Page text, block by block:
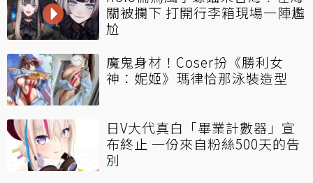
關被攔下 打開行李箱現場一陣尷
尬
魔鬼身材！Coser扮《勝利女
神：妮姬》瑪律恰那泳裝造型
日V大代真白「畢業計數器」宣
布終止 一份來自粉絲500天的告
別